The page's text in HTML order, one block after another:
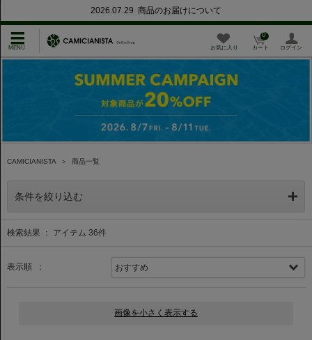
2026.07.29 商品のお届けについて
お気に入り カート
0
ログイン
CAMICIANISTA ＞ 商品一覧
条件を絞り込む
検索結果 ： アイテム 36件
表示順 ：